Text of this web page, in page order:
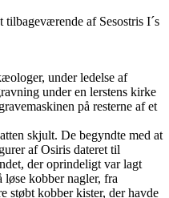
af Sesostris I´s
under ledelse af
under en lerstens kirke
på resterne af et
skjult. De begyndte med at
af Osiris dateret til
der oprindeligt var lagt
løse kobber nagler, fra
støbt kobber kister, der havde